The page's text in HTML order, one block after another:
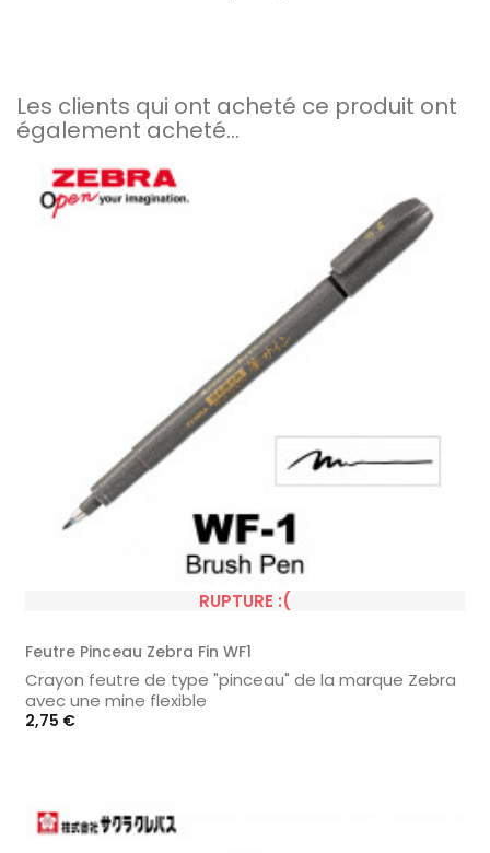
Les clients qui ont acheté ce produit ont
également acheté...
RUPTURE :(
Feutre Pinceau Zebra Fin WF1
Crayon feutre de type "pinceau" de la marque Zebra
avec une mine flexible
Prix
2,75 €